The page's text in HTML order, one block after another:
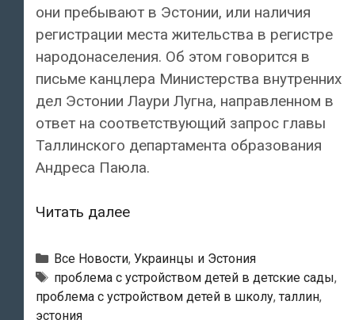
они пребывают в Эстонии, или наличия
регистрации места жительства в регистре
народонаселения. Об этом говорится в
письме канцлера Министерства внутренних
дел Эстонии Лаури Лугна, направленном в
ответ на соответствующий запрос главы
Таллинского департамента образования
Андреса Паюла.
Читать далееМинистерство
дел
Эстонии:
«Дети
Рубрики
Все Новости, Украинцы и Эстония
Метки
проблема с устройством детей в детские сады,
проблема с устройством детей в школу,таллин,
эстония